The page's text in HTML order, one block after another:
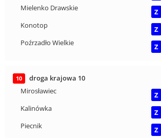
Mielenko Drawskie
Z
Konotop
Z
Poźrzadło Wielkie
Z
10
droga krajowa 10
Mirosławiec
Z
Kalinówka
Z
Piecnik
Z